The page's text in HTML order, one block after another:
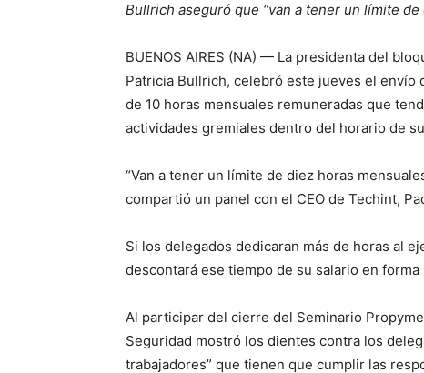
Bullrich aseguró que “van a tener un límite
BUENOS AIRES (NA) — La presidenta del
Patricia Bullrich, celebró este jueves el
de 10 horas mensuales remuneradas que
actividades gremiales dentro del horario de
“Van a tener un límite de diez horas
compartió un panel con el CEO de Techint,
Si los delegados dedicaran más de horas al
descontará ese tiempo de su salario en
Al participar del cierre del Seminario
Seguridad mostró los dientes contra los
trabajadores” que tienen que cumplir las